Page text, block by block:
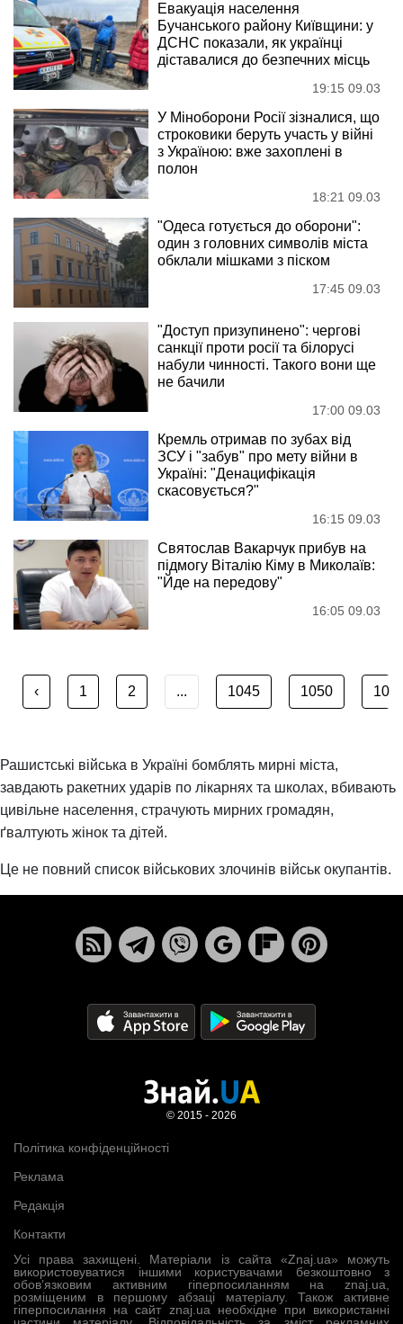
Евакуація населення
Бучанського району Київщини: у
ДСНС показали, як українці
діставалися до безпечних місць
19:15 09.03
У Міноборони Росії зізналися, що
строковики беруть участь у війні
з Україною: вже захоплені в
полон
18:21 09.03
"Одеса готується до оборони":
один з головних символів міста
обклали мішками з піском
17:45 09.03
"Доступ призупинено": чергові
санкції проти росії та білорусі
набули чинності. Такого вони ще
не бачили
17:00 09.03
Кремль отримав по зубах від
ЗСУ і "забув" про мету війни в
Україні: "Денацифікація
скасовується?"
16:15 09.03
Святослав Вакарчук прибув на
підмогу Віталію Кіму в Миколаїв:
"Йде на передову"
16:05 09.03
‹ 1 2 ... 1045 1050
Рашистські війська в Україні бомблять мирні міста,
завдають ракетних ударів по лікарнях та школах, вбивають
цивільне населення, страчують мирних громадян,
ґвалтують жінок та дітей.
Це не повний список військових злочинів військ окупантів.
Усі права захищені. Матеріали із сайта «Znaj.ua» можуть
використовуватися іншими користувачами безкоштовно з
обов’язковим активним гіперпосиланням на znaj.ua,
розміщеним в першому абзаці матеріалу. Також активне
гіперпосилання на сайт znaj.ua необхідне при використанні
Політика конфіденційності
Реклама
Редакція
Контакти
© 2015 - 2026